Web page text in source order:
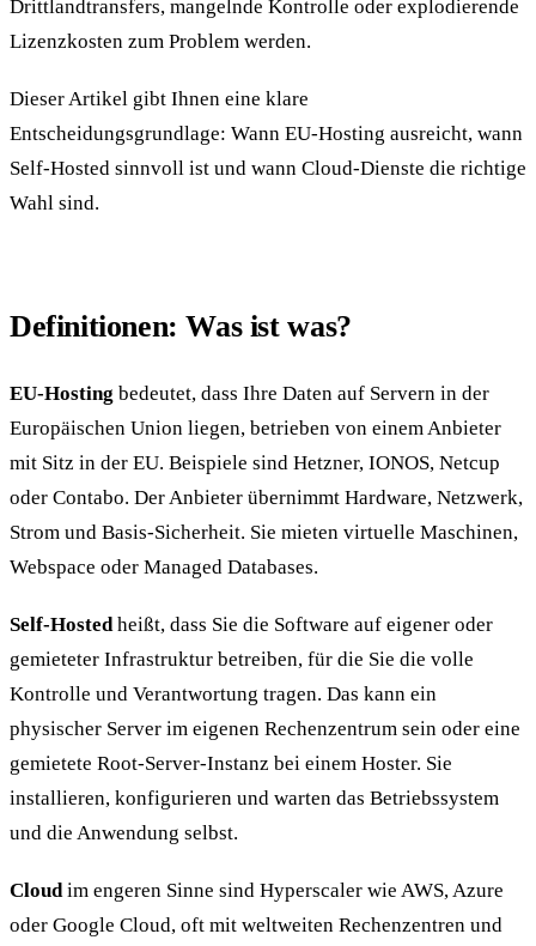
Drittlandtransfers, mangelnde Kontrolle oder explodierende
Lizenzkosten zum Problem werden.
Dieser Artikel gibt Ihnen eine klare
Entscheidungsgrundlage: Wann EU-Hosting ausreicht, wann
Self-Hosted sinnvoll ist und wann Cloud-Dienste die richtige
Wahl sind.
Definitionen: Was ist was?
EU-Hosting bedeutet, dass Ihre Daten auf Servern in der
Europäischen Union liegen, betrieben von einem Anbieter
mit Sitz in der EU. Beispiele sind Hetzner, IONOS, Netcup
oder Contabo. Der Anbieter übernimmt Hardware, Netzwerk,
Strom und Basis-Sicherheit. Sie mieten virtuelle Maschinen,
Webspace oder Managed Databases.
Self-Hostedheißt, dass Sie die Software auf eigener oder
gemieteter Infrastruktur betreiben, für die Sie die volle
Kontrolle und Verantwortung tragen. Das kann ein
physischer Server im eigenen Rechenzentrum sein oder eine
gemietete Root-Server-Instanz bei einem Hoster. Sie
installieren, konfigurieren und warten das Betriebssystem
und die Anwendung selbst.
Cloud im engeren Sinne sind Hyperscaler wie AWS, Azure
oder Google Cloud, oft mit weltweiten Rechenzentren und